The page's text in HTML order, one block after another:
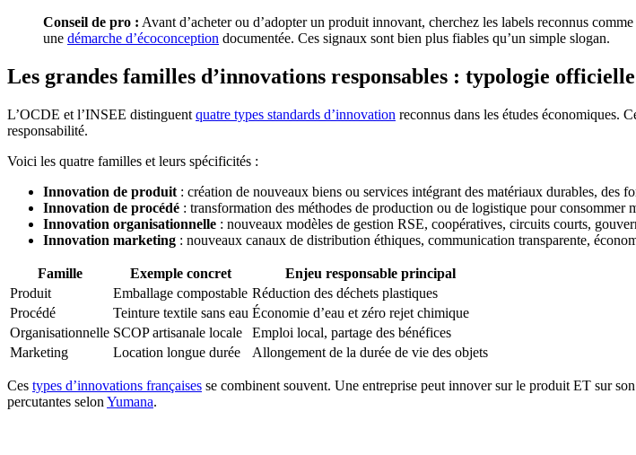
Conseil de pro : Avant d’acheter ou d’adopter un produit innovant, cherchez les labels reconnus
une démarche d’écoconception documentée. Ces signaux sont bien plus fiables qu’un simple slogan.
Les grandes familles d’innovations responsables : typologie officielle
L’OCDE et l’INSEE distinguent quatre types standards d’innovation reconnus dans les études économiques.
responsabilité.
Voici les quatre familles et leurs spécificités :
Innovation de produit : création de nouveaux biens ou services intégrant des matériaux durables, des
Innovation de procédé : transformation des méthodes de production ou de logistique pour consommer
Innovation organisationnelle : nouveaux modèles de gestion RSE, coopératives, circuits courts,
Innovation marketing : nouveaux canaux de distribution éthiques, communication transparente,
Famille Exemple concret
Enjeu responsable principal
Produit
Emballage compostable Réduction des déchets plastiques
Procédé
Teinture textile sans eau Économie d’eau et zéro rejet chimique
Organisationnelle SCOP artisanale locale
Emploi local, partage des bénéfices
Marketing
Location longue durée Allongement de la durée de vie des objets
Ces types d’innovations françaises se combinent souvent. Une entreprise peut innover sur le produit ET sur
percutantes selon Yumana.